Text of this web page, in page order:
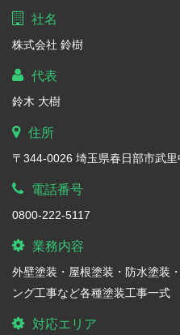
社名
株式会社 鈴樹
代表
鈴木 大樹
住所
〒344-0026 埼玉県春日部市武
電話番号
0800-222-5117
業務内容
外壁塗装・屋根塗装・防水塗装
ング工事など各種塗装工事一式
対応エリア